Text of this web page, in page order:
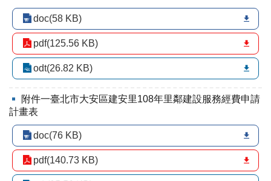
產
臺
市
里
界
說
臺
北
市
鄰
doc(58 KB)
pdf(125.56 KB)
odt(26.82 KB)
附件一臺北市大安區建安里108年里鄰建設服務經費申請
計畫表
doc(76 KB)
pdf(140.73 KB)